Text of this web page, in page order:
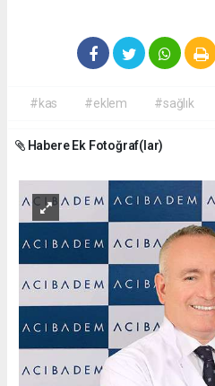
#kas #eklem #sağlık
Habere Ek Fotoğraf(lar)